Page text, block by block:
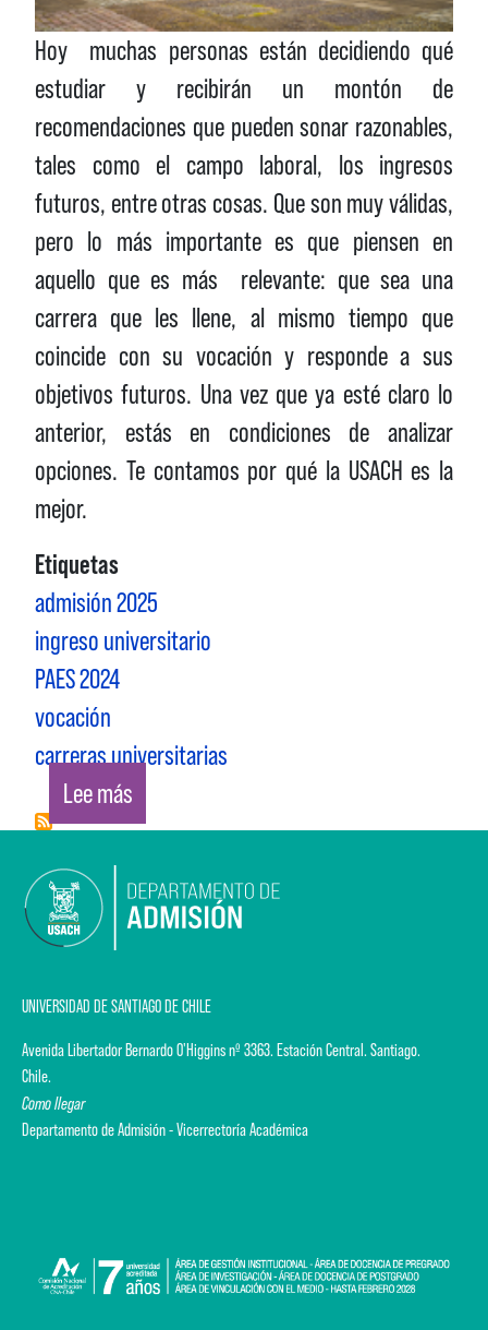
Hoy muchas personas están decidiendo qué
estudiar y recibirán un montón de
recomendaciones que pueden sonar razonables,
tales como el campo laboral, los ingresos
futuros, entre otras cosas. Que son muy válidas,
pero lo más importante es que piensen en
aquello que es más relevante: que sea una
carrera que les llene, al mismo tiempo que
coincide con su vocación y responde a sus
objetivos futuros. Una vez que ya esté claro lo
anterior, estás en condiciones de analizar
opciones. Te contamos por qué la USACH es la
mejor.
Etiquetas
admisión 2025
ingreso universitario
PAES 2024
vocación
carreras universitarias
Lee mássobre ¿POR QUÉ DEBERÍA ESTUDIAR EN LA
UNIVERSIDAD DE SANTIAGO DE CHILE
Avenida Libertador Bernardo O'Higgins nº 3363. Estación Central. Santiago.
Chile.
Como llegar
Departamento de Admisión - Vicerrectoría Académica